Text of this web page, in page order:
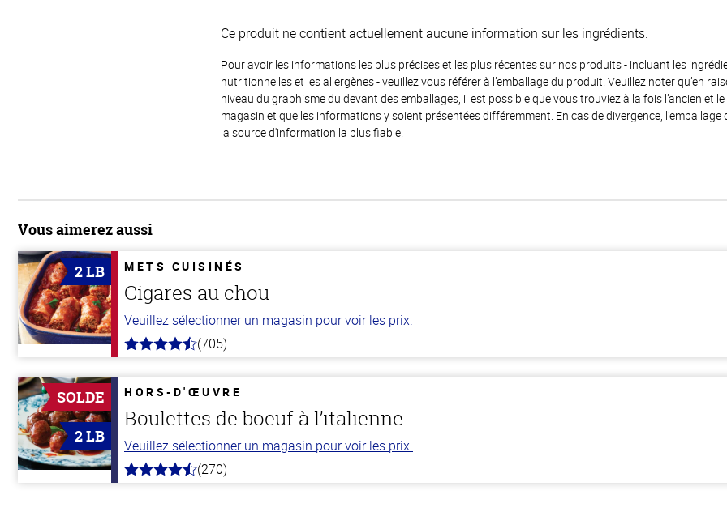
Ce produit ne contient actuellement aucune information sur les ingrédients.
Pour avoir les informations les plus précises et les plus récentes sur nos produits - incluant les
nutritionnelles et les allergènes - veuillez vous référer à l’emballage du produit. Veuillez noter qu’en
niveau du graphisme du devant des emballages, il est possible que vous trouviez à la fois l’ancien et
magasin et que les informations y soient présentées différemment. En cas de divergence,
la source d'information la plus fiable.
Vous aimerez aussi
2 LB METS CUISINÉS
Cigares au chou
Veuillez sélectionner un magasin pour voir les prix.
4.6
5
stars
(705)
SOLDE
2 LB
HORS-D'ŒUVRE
Boulettes de boeuf à l’italienne
Veuillez sélectionner un magasin pour voir les prix.
4.5
(270)